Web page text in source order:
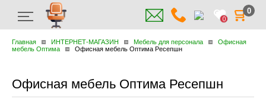
0
0
Главная ИНТЕРНЕТ-МАГАЗИН Мебель для персонала
Офисная
мебель Оптима
Офисная мебель Оптима Ресепшн
Офисная мебель Оптима Ресепшн